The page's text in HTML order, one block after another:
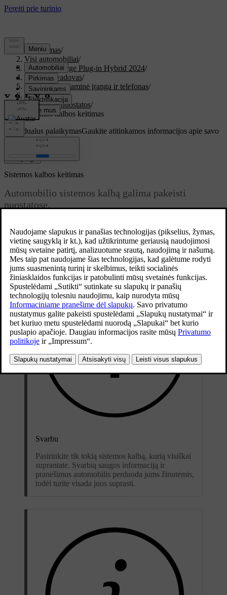
Palaikymas/
Visi automobiliai/
XC60 Recharge Plug-in Hybrid 2024/
Vartotojo vadovas/
Ekranai, programinė įranga ir telefonas/
Ekranai/
Sistemos nuostatos/
Sistemos kalbos keitimas
Individualus palaikymasGaukite atitinkamos informacijos apie savo
konkretų automobilį.
Prisijungti
Sistemos kalbos keitimas
Automobilio sistemos kalbą galima pakeisti
nuostatose.
Jei norite, kad automobilio sistema veiktų kita kalba nei dabartinė,
turite pakeisti sistemos kalbą.
Svarbu
Pasirinkite tik tokią sistemos kalbą, kurią visiškai
suprantate. Svarbią saugos informaciją ir
pranešimus automobilis perduoda jums žinutėmis,
todėl turite visada juos suprasti.